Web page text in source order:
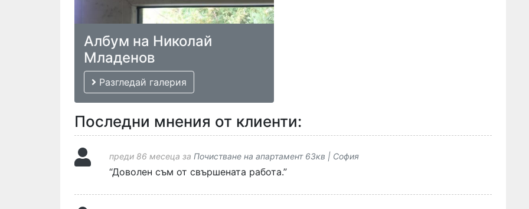
Албум на Николай
Младенов
Разгледай галерия
Последни мнения от клиенти:
преди 86 месеца за Почистване на апартамент 63кв | София
“Доволен съм от свършената работа.”